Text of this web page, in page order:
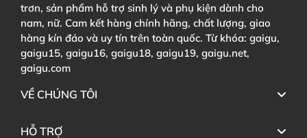
trơn, sản phẩm hỗ trợ sinh lý và phụ kiện dành cho
nam, nữ. Cam kết hàng chính hãng, chất lượng, giao
hàng kín đáo và uy tín trên toàn quốc. Từ khóa: gaigu,
gaigu15, gaigu16, gaigu18, gaigu19, gaigu.net,
gaigu.com
VỀ CHÚNG TÔI
HỖ TRỢ